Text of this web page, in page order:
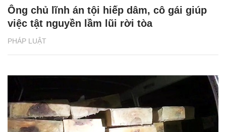
PHÁP LUẬT
Ông chủ lĩnh án tội hiếp dâm, cô gái giúp
việc tật nguyền lầm lũi rời tòa